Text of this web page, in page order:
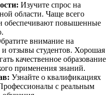
Изучите спрос на
области. Чаще всего
обеспечивают повышенные
внимание на
отзывы студентов. Хорошая
качественное образование
применения знаний.
Узнайте о квалификациях
с реальным